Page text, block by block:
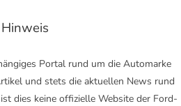
Hinweis
Portal rund um die Automarke
und stets die aktuellen News rund
dies keine offizielle Website der Ford-